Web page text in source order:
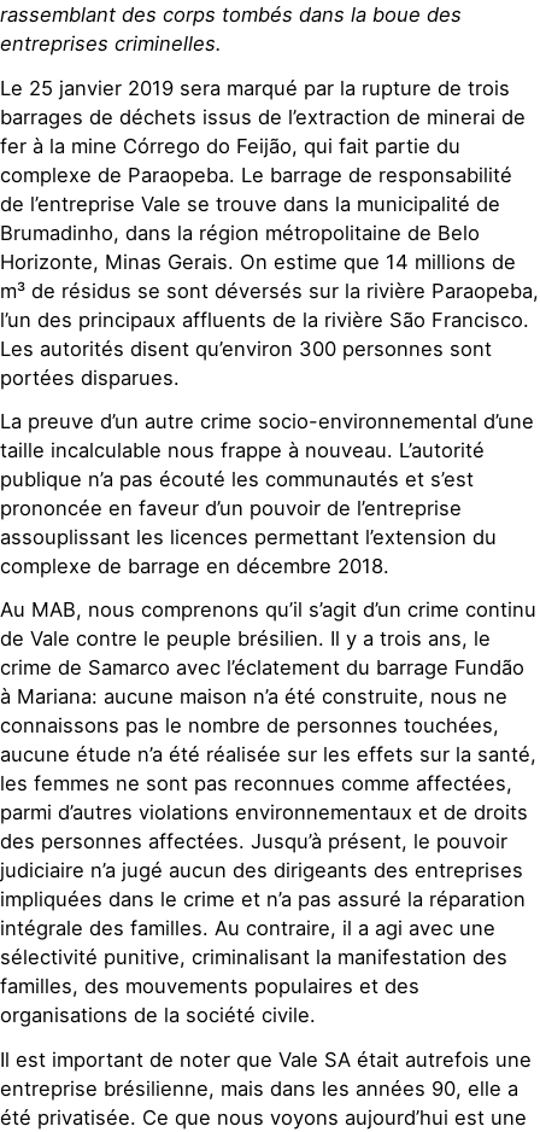
rassemblant des corps tombés dans la boue des
entreprises criminelles.
Le 25 janvier 2019 sera marqué par la rupture de trois
barrages de déchets issus de l’extraction de minerai de
fer à la mine Córrego do Feijão, qui fait partie du
complexe de Paraopeba. Le barrage de responsabilité
de l’entreprise Vale se trouve dans la municipalité de
Brumadinho, dans la région métropolitaine de Belo
Horizonte, Minas Gerais. On estime que 14 millions de
m³ de résidus se sont déversés sur la rivière Paraopeba,
l’un des principaux affluents de la rivière São Francisco.
Les autorités disent qu’environ 300 personnes sont
portées disparues.
La preuve d’un autre crime socio-environnemental d’une
taille incalculable nous frappe à nouveau. L’autorité
publique n’a pas écouté les communautés et s’est
prononcée en faveur d’un pouvoir de l’entreprise
assouplissant les licences permettant l’extension du
complexe de barrage en décembre 2018.
Au MAB, nous comprenons qu’il s’agit d’un crime continu
de Vale contre le peuple brésilien. Il y a trois ans, le
crime de Samarco avec l’éclatement du barrage Fundão
à Mariana: aucune maison n’a été construite, nous ne
connaissons pas le nombre de personnes touchées,
aucune étude n’a été réalisée sur les effets sur la santé,
les femmes ne sont pas reconnues comme affectées,
parmi d’autres violations environnementaux et de droits
des personnes affectées. Jusqu’à présent, le pouvoir
judiciaire n’a jugé aucun des dirigeants des entreprises
impliquées dans le crime et n’a pas assuré la réparation
intégrale des familles. Au contraire, il a agi avec une
sélectivité punitive, criminalisant la manifestation des
familles, des mouvements populaires et des
organisations de la société civile.
Il est important de noter que Vale SA était autrefois une
entreprise brésilienne, mais dans les années 90, elle a
été privatisée. Ce que nous voyons aujourd’hui est une